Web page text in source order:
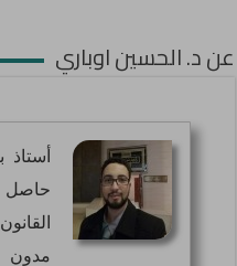
عن د. الحسين اوباري
أستاذ
حاصل
مدون